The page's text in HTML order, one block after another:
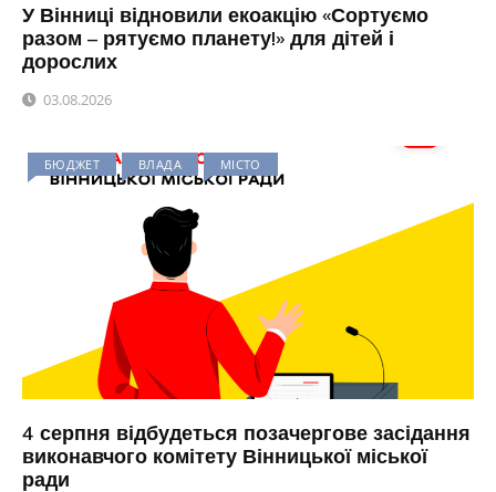
У Вінниці відновили екоакцію «Сортуємо
разом – рятуємо планету!» для дітей і
дорослих
03.08.2026
БЮДЖЕТ ВЛАДА МІСТО
4 серпня відбудеться позачергове засідання
виконавчого комітету Вінницької міської
ради